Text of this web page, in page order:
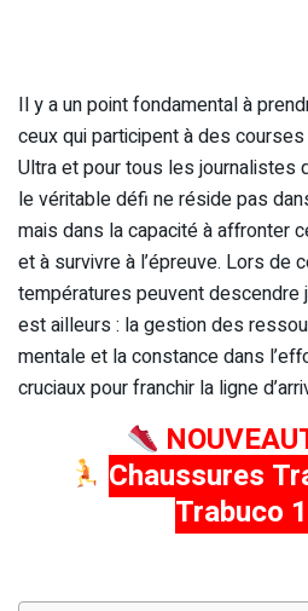
Il y a un point fondamental à
ceux qui participent à des
Ultra et pour tous les journalistes
le véritable défi ne réside pas
mais dans la capacité à affronter
et à survivre à l’épreuve. Lors de
températures peuvent descendre
est ailleurs : la gestion des
mentale et la constance dans
cruciaux pour franchir la ligne
Chaussures
Trabuco